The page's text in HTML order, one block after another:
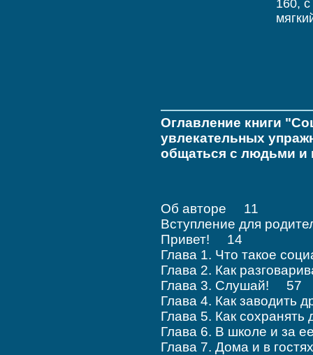
160,
Оглавление книги
увлекательных
общаться с людьми и
Об авторе 11
Вступление для
Привет! 14
Глава 1. Что такое
Глава 2. Как
Глава 3. Слушай! 57
Глава 4. Как заводить
Глава 5. Как
Глава 6. В школе и за
Глава 7. Дома и в